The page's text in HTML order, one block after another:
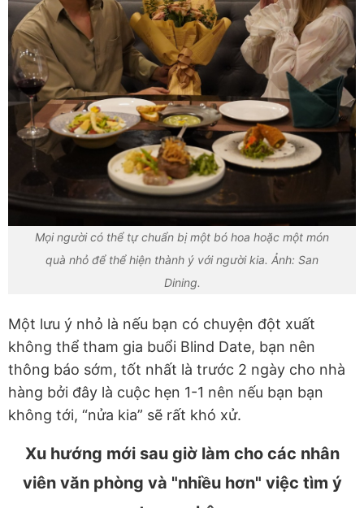
Mọi người có thể tự chuẩn bị một bó hoa hoặc một món
quà nhỏ để thể hiện thành ý với người kia. Ảnh: San
Dining.
Một lưu ý nhỏ là nếu bạn có chuyện đột xuất
không thể tham gia buổi Blind Date, bạn nên
thông báo sớm, tốt nhất là trước 2 ngày cho nhà
hàng bởi đây là cuộc hẹn 1-1 nên nếu bạn bạn
không tới, “nửa kia” sẽ rất khó xử.
Xu hướng mới sau giờ làm cho các nhân
viên văn phòng và "nhiều hơn" việc tìm ý